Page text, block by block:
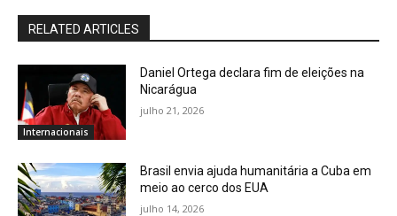
RELATED ARTICLES
Internacionais
Daniel Ortega declara fim de eleições na
Nicarágua
julho 21, 2026
Brasil envia ajuda humanitária a Cuba em
meio ao cerco dos EUA
julho 14, 2026